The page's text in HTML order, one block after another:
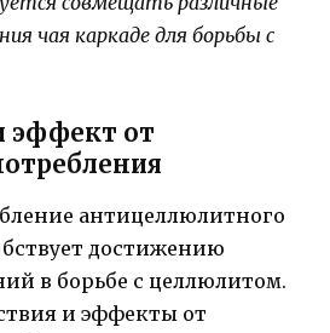
чая каркаде для борьбы с
эффект от
антицеллюлитного
достижению
в борьбе с целлюлитом.
и эффекты от